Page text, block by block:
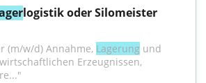
logistik oder Silomeister
(m/w/d) Annahme, Lagerung und
Erzeugnissen,